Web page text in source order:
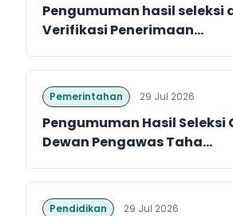
Pengumuman hasil seleksi
Verifikasi Penerimaan...
Pemerintahan 29 Jul 2026
Pengumuman Hasil Seleksi
Dewan Pengawas Taha...
Pendidikan 29 Jul 2026